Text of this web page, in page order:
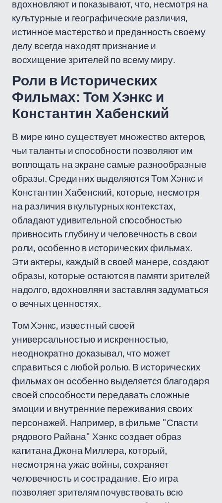
вдохновляют и показывают, что, несмотря на
культурные и географические различия,
истинное мастерство и преданность своему
делу всегда находят признание и
восхищение зрителей по всему миру.
Роли в Исторических
Фильмах: Том Хэнкс и
Константин Хабенский
В мире кино существует множество актеров,
чьи таланты и способности позволяют им
воплощать на экране самые разнообразные
образы. Среди них выделяются Том Хэнкс и
Константин Хабенский, которые, несмотря
на различия в культурных контекстах,
обладают удивительной способностью
привносить глубину и человечность в свои
роли, особенно в исторических фильмах.
Эти актеры, каждый в своей манере, создают
образы, которые остаются в памяти зрителей
надолго, вдохновляя и заставляя задуматься
о вечных ценностях.
Том Хэнкс, известный своей
универсальностью и искренностью,
неоднократно доказывал, что может
справиться с любой ролью. В исторических
фильмах он особенно выделяется благодаря
своей способности передавать сложные
эмоции и внутренние переживания своих
персонажей. Например, в фильме "Спасти
рядового Райана" Хэнкс создает образ
капитана Джона Миллера, который,
несмотря на ужас войны, сохраняет
человечность и сострадание. Его игра
позволяет зрителям почувствовать всю